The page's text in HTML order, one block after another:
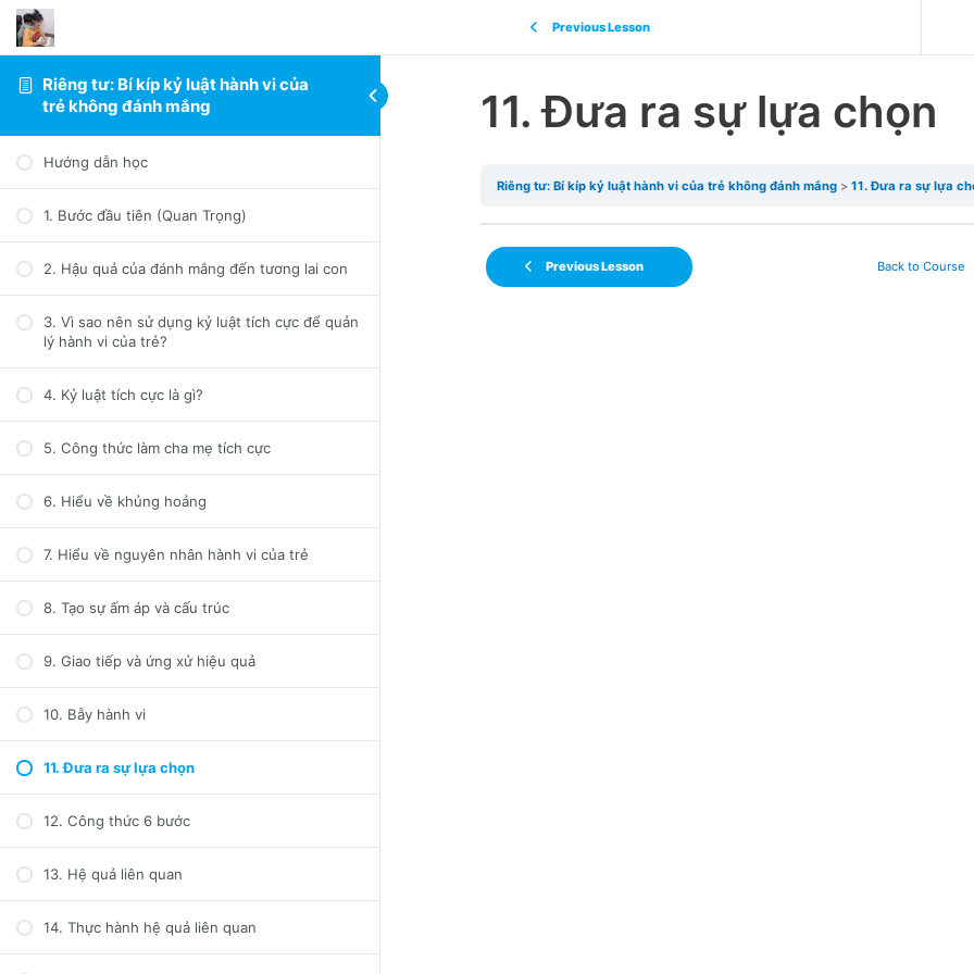
Riêng tư: Bí kíp kỷ luật hành vi của
trẻ không đánh mắng
Hướng dẫn học
1. Bước đầu tiên (Quan Trọng)
2. Hậu quả của đánh mắng đến tương lai con
3. Vì sao nên sử dụng kỷ luật tích cực để quản
lý hành vi của trẻ?
4. Kỷ luật tích cực là gì?
5. Công thức làm cha mẹ tích cực
6. Hiểu về khủng hoảng
7. Hiểu về nguyên nhân hành vi của trẻ
8. Tạo sự ấm áp và cấu trúc
9. Giao tiếp và ứng xử hiệu quả
10. Bẫy hành vi
11. Đưa ra sự lựa chọn
12. Công thức 6 bước
13. Hệ quả liên quan
14. Thực hành hệ quả liên quan
Previous Lesson
11. Đưa ra sự lựa chọn
Riêng tư: Bí kíp kỷ luật hành vi của trẻ không đánh mắng 11. Đưa ra sự lựa
Previous Lesson Back to Course